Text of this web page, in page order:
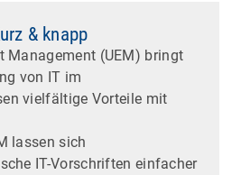
& knapp
Management (UEM) bringt
von IT im
vielfältige Vorteile mit
lassen sich
IT-Vorschriften einfacher